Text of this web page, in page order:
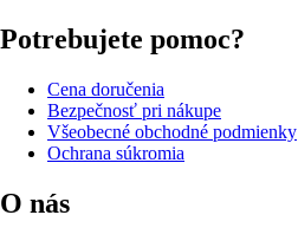
Potrebujete pomoc?
Cena doručenia
Bezpečnosť pri nákupe
Všeobecné obchodné podmienky
Ochrana súkromia
O nás